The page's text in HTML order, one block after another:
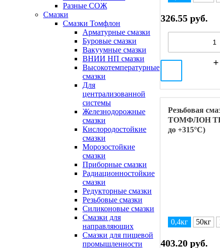
Разные СОЖ
Смазки
Смазки Томфлон
Арматурные смазки
Буровые смазки
Вакуумные смазки
ВНИИ НП смазки
Высокотемпературные
смазки
Для
централизованной
системы
Железнодорожные
смазки
Кислородостойкие
смазки
Морозостойкие
смазки
Приборные смазки
Радиационностойкие
смазки
Редукторные смазки
Резьбовые смазки
Силиконовые смазки
Смазки для
направляющих
Смазки для пищевой
промышленности
326.55 руб.
Резьбовая
ТОМФЛОН
до +315°C)
0,4кг 50кг
403.20 руб.